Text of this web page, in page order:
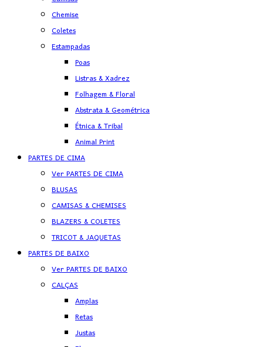
Chemise
Coletes
Estampadas
Poas
Listras & Xadrez
Folhagem & Floral
Abstrata & Geométrica
Étnica & Tribal
Animal Print
PARTES DE CIMA
Ver PARTES DE CIMA
BLUSAS
CAMISAS & CHEMISES
BLAZERS & COLETES
TRICOT & JAQUETAS
PARTES DE BAIXO
Ver PARTES DE BAIXO
CALÇAS
Amplas
Retas
Justas